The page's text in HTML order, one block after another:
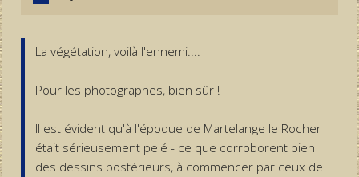
La végétation, voilà l'ennemi....
Pour les photographes, bien sûr !
Il est évident qu'à l'époque de Martelange le Rocher
était sérieusement pelé - ce que corroborent bien
des dessins postérieurs, à commencer par ceux de